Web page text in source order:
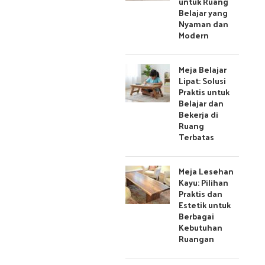
Belajar yang
Nyaman dan
Modern
Meja Belajar
Lipat: Solusi
Praktis untuk
Belajar dan
Bekerja di
Ruang
Terbatas
Meja Lesehan
Kayu: Pilihan
Praktis dan
Estetik untuk
Berbagai
Kebutuhan
Ruangan